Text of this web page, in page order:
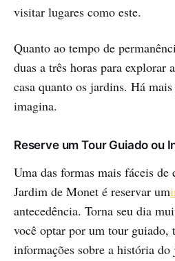
visitar lugares como este.
Quanto ao tempo de
duas a três horas para explorar
casa quanto os jardins. Há
imagina.
Reserve um Tour Guiado ou
Uma das formas mais fáceis
Jardim de Monet é reservar um
antecedência. Torna seu dia
você optar por um tour guiado,
informações sobre a história